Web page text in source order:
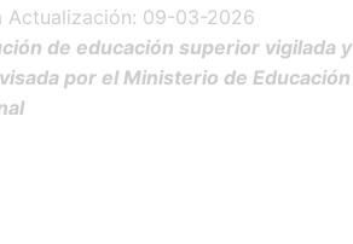
Actualización: 09-03-2026
de educación superior vigilada y
por el Ministerio de Educación